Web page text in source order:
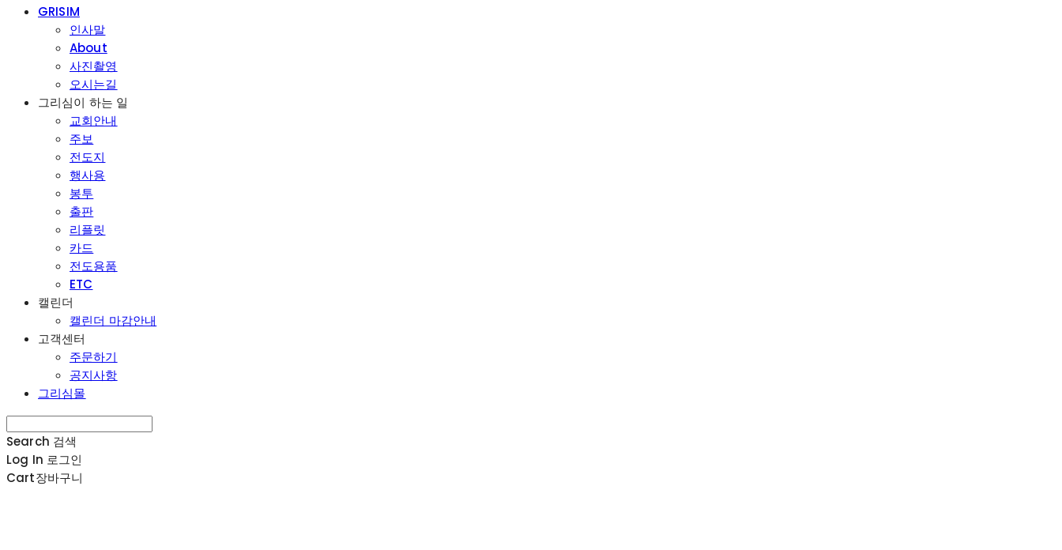
GRISIM
인사말
About
사진촬영
오시는길
그리심이 하는 일
교회안내
주보
전도지
행사용
봉투
출판
리플릿
카드
전도용품
ETC
캘린더
캘린더 마감안내
고객센터
주문하기
공지사항
그리심몰
Search 검색
Log In 로그인
Cart장바구니